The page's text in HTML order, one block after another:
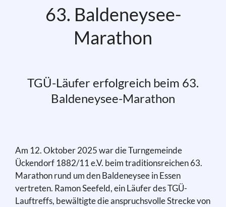
63. Baldeneysee-
Marathon
TGÜ-Läufer erfolgreich beim 63.
Baldeneysee-Marathon
Am 12. Oktober 2025 war die Turngemeinde
Ückendorf 1882/11 e.V. beim traditionsreichen 63.
Marathon rund um den Baldeneysee in Essen
vertreten. Ramon Seefeld, ein Läufer des TGÜ-
Lauftreffs, bewältigte die anspruchsvolle Strecke von